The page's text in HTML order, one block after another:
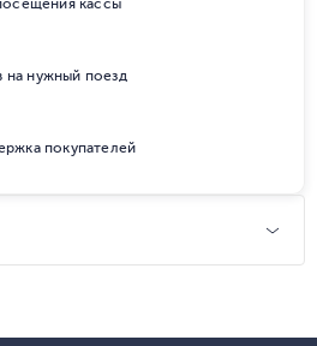
кассы
нужный поезд
покупателей